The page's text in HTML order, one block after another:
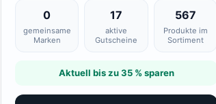
0
gemeinsame
Marken
17
aktive
Gutscheine
567
Produkte im
Sortiment
Aktuell bis zu 35 % sparen